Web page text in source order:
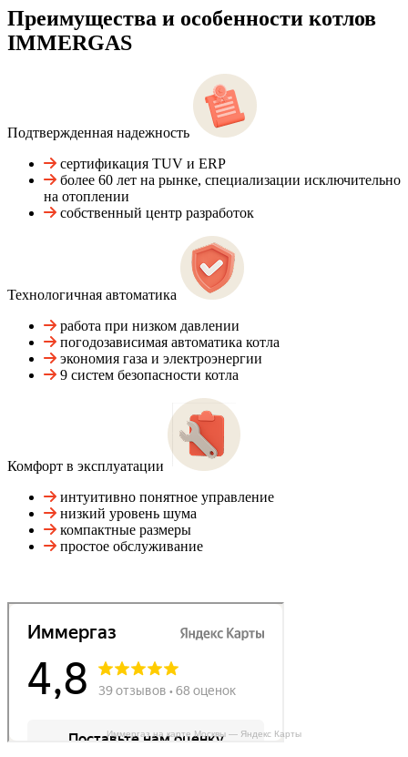
Преимущества и особенности котлов
IMMERGAS
Подтвержденная надежность
сертификация TUV и ERP
более 60 лет на рынке, специализации исключительно
на отоплении
собственный центр разработок
Технологичная автоматика
работа при низком давлении
погодозависимая автоматика котла
экономия газа и электроэнергии
9 систем безопасности котла
Комфорт в эксплуатации
интуитивно понятное управление
низкий уровень шума
компактные размеры
простое обслуживание
Иммергаз на карте Москвы — Яндекс Карты